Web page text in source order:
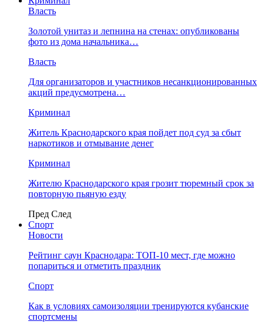
Власть
​Золотой унитаз и лепнина на стенах: опубликованы
фото из дома начальника…
Власть
Для организаторов и участников несанкционированных
акций предусмотрена…
Криминал
Житель Краснодарского края пойдет под суд за сбыт
наркотиков и отмывание денег
Криминал
Жителю Краснодарского края грозит тюремный срок за
повторную пьяную езду
Пред След
Спорт
Новости
Рейтинг саун Краснодара: ТОП-10 мест, где можно
попариться и отметить праздник
Спорт
Как в условиях самоизоляции тренируются кубанские
спортсмены